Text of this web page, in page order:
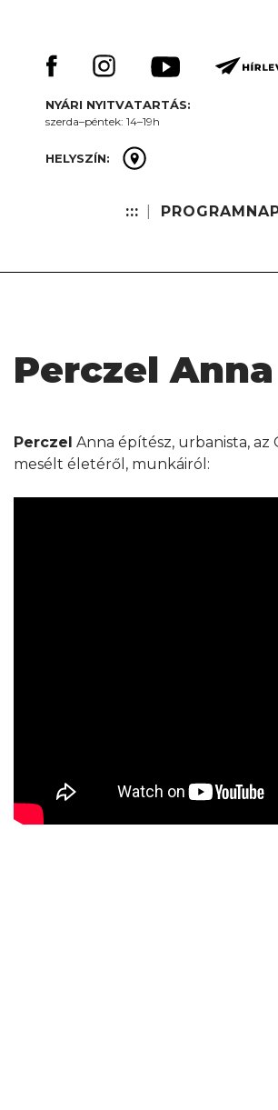
NYÁRI NYITVATARTÁS:
szerda–péntek: 14–19h
HELYSZÍN:
:::
Perczel Anna
Perczel Anna építész, urbanista, az
mesélt életéről, munkáiról: